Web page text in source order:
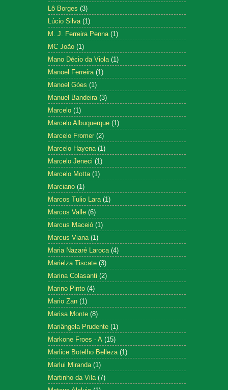
Lô Borges (3)
Lúcio Silva (1)
M. J. Ferreira Penna (1)
MC João (1)
Mano Décio da Viola (1)
Manoel Ferreira (1)
Manoel Góes (1)
Manuel Bandeira (3)
Marcelo (1)
Marcelo Albuquerque (1)
Marcelo Fromer (2)
Marcelo Hayena (1)
Marcelo Jeneci (1)
Marcelo Motta (1)
Marciano (1)
Marcos Tulio Lara (1)
Marcos Valle (6)
Marcus Maceió (1)
Marcus Viana (1)
Maria Nazaré Laroca (4)
Marielza Tiscate (3)
Marina Colasanti (2)
Marino Pinto (4)
Mario Zan (1)
Marisa Monte (8)
Mariângela Prudente (1)
Markone Froes - A (15)
Marlice Botelho Belleza (1)
Marlui Miranda (1)
Martinho da Vila (7)